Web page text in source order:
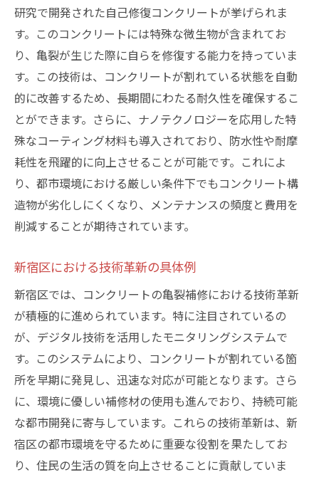
研究で開発された自己修復コンクリートが挙げられま
す。このコンクリートには特殊な微生物が含まれてお
り、亀裂が生じた際に自らを修復する能力を持っていま
す。この技術は、コンクリートが割れている状態を自動
的に改善するため、長期間にわたる耐久性を確保するこ
とができます。さらに、ナノテクノロジーを応用した特
殊なコーティング材料も導入されており、防水性や耐摩
耗性を飛躍的に向上させることが可能です。これによ
り、都市環境における厳しい条件下でもコンクリート構
造物が劣化しにくくなり、メンテナンスの頻度と費用を
削減することが期待されています。
新宿区における技術革新の具体例
新宿区では、コンクリートの亀裂補修における技術革新
が積極的に進められています。特に注目されているの
が、デジタル技術を活用したモニタリングシステムで
す。このシステムにより、コンクリートが割れている箇
所を早期に発見し、迅速な対応が可能となります。さら
に、環境に優しい補修材の使用も進んでおり、持続可能
な都市開発に寄与しています。これらの技術革新は、新
宿区の都市環境を守るために重要な役割を果たしてお
り、住民の生活の質を向上させることに貢献していま